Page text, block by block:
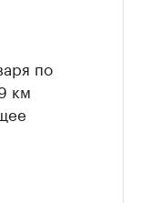
по
км